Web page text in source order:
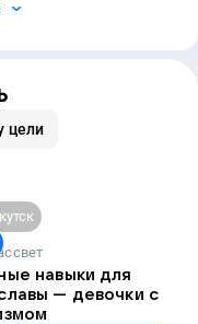
цели
навыки для
— девочки с